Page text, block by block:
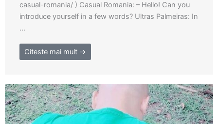
casual-romania/ ) Casual Romania: – Hello! Can you
introduce yourself in a few words? Ultras Palmeiras: In
...
Citeste mai mult →